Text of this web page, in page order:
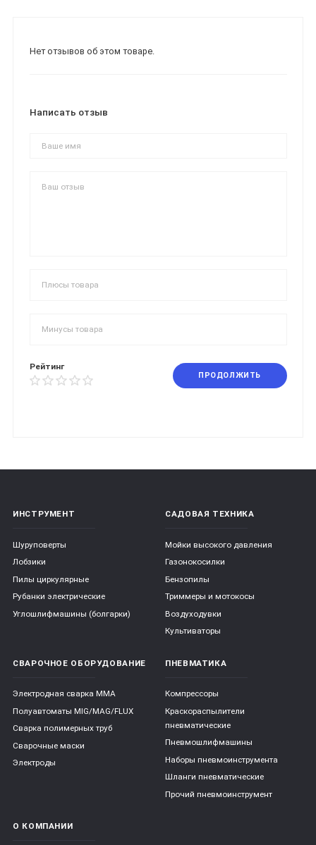
Нет отзывов об этом товаре.
Написать отзыв
Рейтинг
ПРОДОЛЖИТЬ
ИНСТРУМЕНТ
Шуруповерты
Лобзики
Пилы циркулярные
Рубанки электрические
Углошлифмашины (болгарки)
САДОВАЯ ТЕХНИКА
Мойки высокого давления
Газонокосилки
Бензопилы
Триммеры и мотокосы
Воздуходувки
Культиваторы
СВАРОЧНОЕ ОБОРУДОВАНИЕ
Электродная сварка ММА
Полуавтоматы MIG/MAG/FLUX
Сварка полимерных труб
Сварочные маски
Электроды
ПНЕВМАТИКА
Компрессоры
Краскораспылители
пневматические
Пневмошлифмашины
Наборы пневмоинструмента
Шланги пневматические
Прочий пневмоинструмент
О КОМПАНИИ